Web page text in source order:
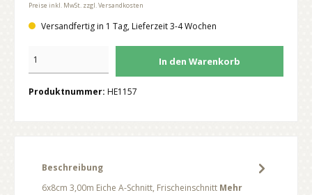
Preise inkl. MwSt. zzgl. Versandkosten
Versandfertig in 1 Tag, Lieferzeit 3-4 Wochen
In den Warenkorb
Produktnummer: HE1157
Beschreibung
6x8cm 3,00m Eiche A-Schnitt, Frischeinschnitt Mehr